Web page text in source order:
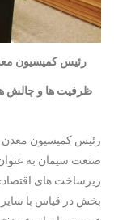
رئیس کمیسیون
ظرفیت ها و چالش
رئیس کمیسیون معدن
صنعت سیمان به
زیرساخت های
بخش در قیاس با